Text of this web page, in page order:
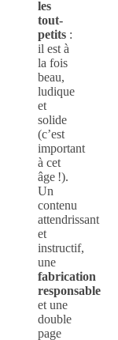
les
tout-
petits :
il est à
la fois
beau,
ludique
et
solide
(c’est
important
à cet
âge !).
Un
contenu
attendrissant
et
instructif,
une
fabrication
responsable
et une
double
page